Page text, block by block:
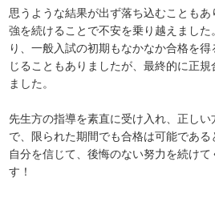
思うような結果が出ず落ち込むことも
強を続けることで不安を乗り越えまし
り、一般入試の初期もなかなか合格を
じることもありましたが、最終的に正
ました。
先生方の指導を素直に受け入れ、正しい
で、限られた期間でも合格は可能であ
自分を信じて、後悔のない努力を続けて
す！